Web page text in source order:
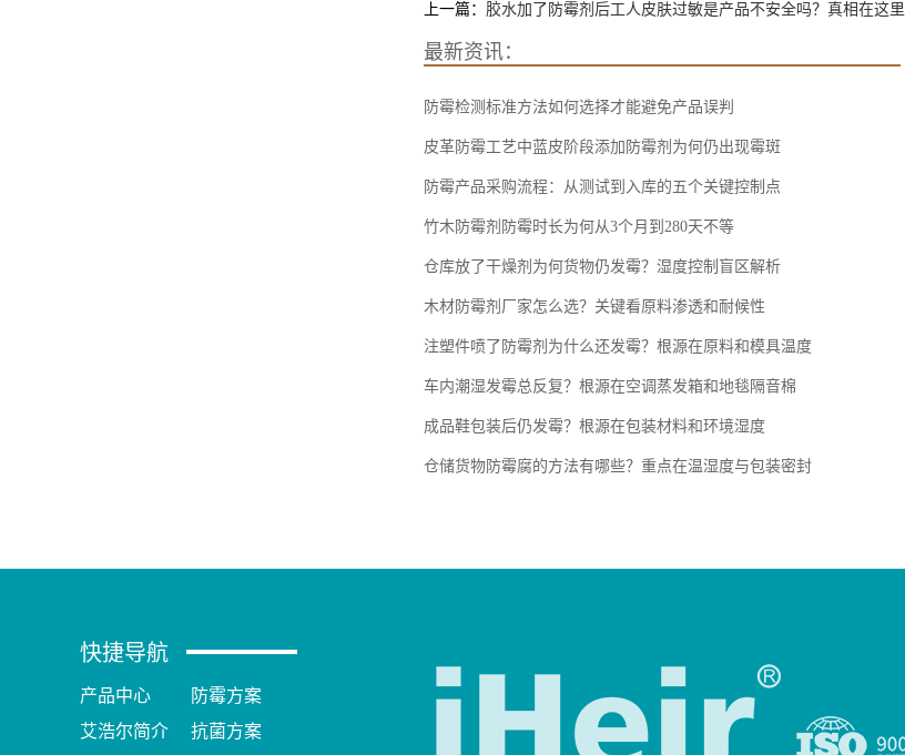
上一篇： 胶水加了防霉剂后工人皮肤过敏是产品不安全吗？真相在这里
最新资讯：
防霉检测标准方法如何选择才能避免产品误判
皮革防霉工艺中蓝皮阶段添加防霉剂为何仍出现霉斑
防霉产品采购流程：从测试到入库的五个关键控制点
竹木防霉剂防霉时长为何从3个月到280天不等
仓库放了干燥剂为何货物仍发霉？湿度控制盲区解析
木材防霉剂厂家怎么选？关键看原料渗透和耐候性
注塑件喷了防霉剂为什么还发霉？根源在原料和模具温度
车内潮湿发霉总反复？根源在空调蒸发箱和地毯隔音棉
成品鞋包装后仍发霉？根源在包装材料和环境湿度
仓储货物防霉腐的方法有哪些？重点在温湿度与包装密封
快捷导航
产品中心
艾浩尔简介
防霉方案
抗菌方案